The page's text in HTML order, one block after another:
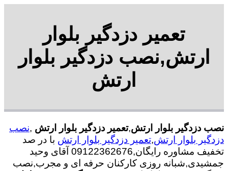
تعمیر دزدگیر بلوار
ارتش,نصب دزدگیر بلوار
ارتش
نصب دزدگیر بلوار ارتش,تعمیر دزدگیر بلوار ارتش ,نصب
دزدگیر بلوار ارتش,تعمیر دزدگیر بلوار ارتش با در صد
تخفیف مشاوره رایگان,09122362676 آقای وحید
جمشیدی,شبانه روزی کارکنان حرفه ای و مجرب,نصب